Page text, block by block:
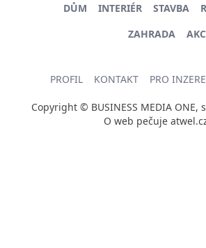
DŮM INTERIÉR STAVBA
ZAHRADA
PROFIL KONTAKT PRO
Copyright © BUSINESS MEDIA ONE,